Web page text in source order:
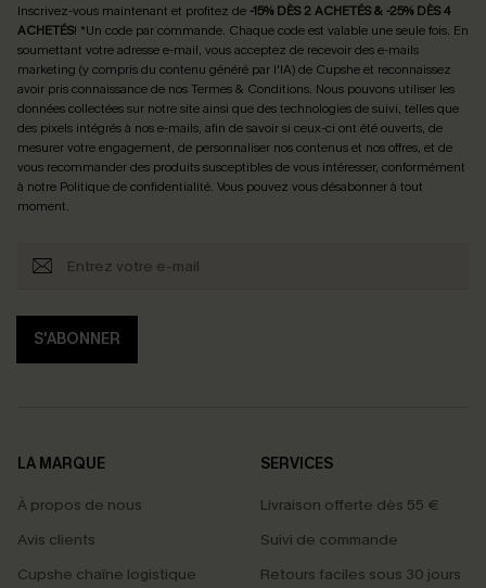
Inscrivez-vous maintenant et profitez de -15% DÈS 2 ACHETÉS & -25% DÈS 4
ACHETÉS! *Un code par commande. Chaque code est valable une seule fois. En
soumettant votre adresse e-mail, vous acceptez de recevoir des e-mails
marketing (y compris du contenu généré par l'IA) de Cupshe et reconnaissez
avoir pris connaissance de nosTermes & Conditions. Nous pouvons utiliser les
données collectées sur notre site ainsi que des technologies de suivi, telles que
des pixels intégrés à nos e-mails, afin de savoir si ceux-ci ont été ouverts, de
mesurer votre engagement, de personnaliser nos contenus et nos offres, et de
vous recommander des produits susceptibles de vous intéresser, conformément
à notre Politique de confidentialité. Vous pouvez vous désabonner à tout
moment.
S'ABONNER
LA MARQUE
À propos de nous
Avis clients
Cupshe chaîne logistique
SERVICES
Livraison offerte dès 55 €
Suivi de commande
Retours faciles sous 30 jours